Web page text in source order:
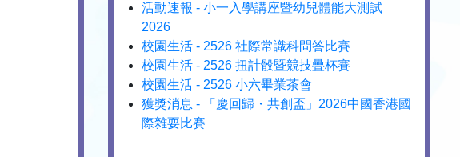
活動速報 - 小一入學講座暨幼兒體能大測試
2026
校園生活 - 2526 社際常識科問答比賽
校園生活 - 2526 扭計骰暨競技疊杯賽
校園生活 - 2526 小六畢業茶會
獲獎消息 - 「慶回歸・共創盃」2026中國香港國
際雜耍比賽